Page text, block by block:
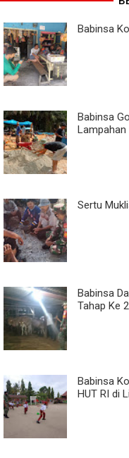
Babinsa
Babinsa
Lampahan
Sertu
Babinsa
Tahap Ke
Babinsa
HUT RI di